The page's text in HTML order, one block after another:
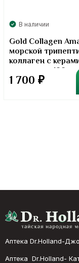
В наличии
Gold Collagen
морской
коллаген с
в порошке. 100
1 700 ₽
Аптека Dr.Holland-
Аптека Dr.Holland-